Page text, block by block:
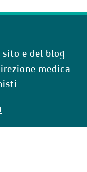
e del blog
medica